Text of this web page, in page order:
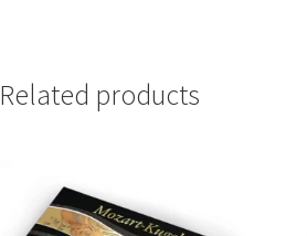
Related products